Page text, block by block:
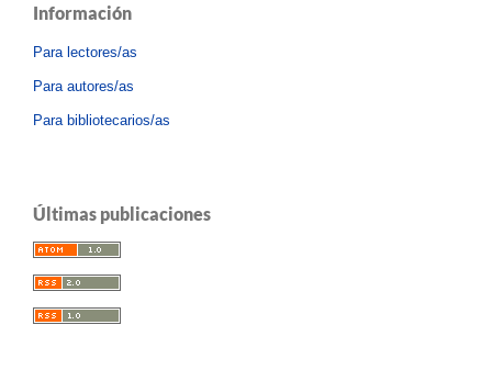
Información
Para lectores/as
Para autores/as
Para bibliotecarios/as
Últimas publicaciones